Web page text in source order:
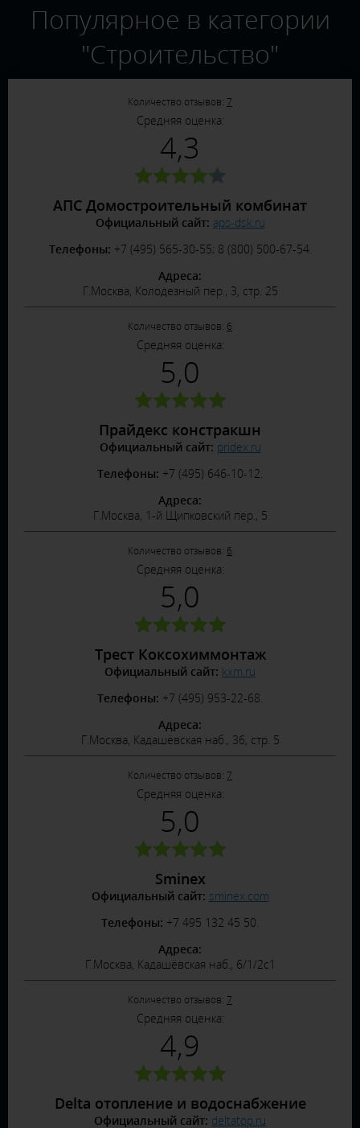
Популярное в категории
"Строительство"
Количество отзывов: 7
Средняя оценка:
4,3
АПС Домостроительный комбинат
Официальный сайт: aps-dsk.ru
Телефоны: +7 (495) 565-30-55; 8 (800) 500-67-54.
Адреса:
Г.Москва, Колодезный пер., 3, стр. 25
Количество отзывов: 6
Средняя оценка:
5,0
Прайдекс констракшн
Официальный сайт: pridex.ru
Телефоны: +7 (495) 646-10-12.
Адреса:
Г.Москва, 1-й Щипковский пер., 5
Количество отзывов: 6
Средняя оценка:
5,0
Трест Коксохиммонтаж
Официальный сайт: kxm.ru
Телефоны: +7 (495) 953-22-68.
Адреса:
Г.Москва, Кадашёвская наб., 36, стр. 5
Количество отзывов: 7
Средняя оценка:
5,0
Sminex
Официальный сайт: sminex.com
Телефоны: +7 495 132 45 50.
Адреса:
Г.Москва, Кадашёвская наб., 6/1/2с1
Количество отзывов: 7
Средняя оценка:
4,9
Delta отопление и водоснабжение
Официальный сайт: deltatop.ru